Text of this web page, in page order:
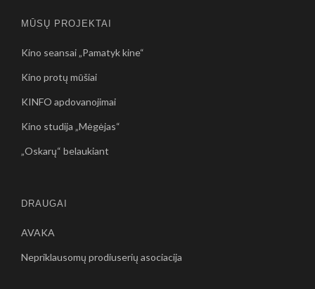
MŪSŲ PROJEKTAI
Kino seansai „Pamatyk kine“
Kino protų mūšiai
KINFO apdovanojimai
Kino studija „Mėgėjas“
„Oskarų“ belaukiant
DRAUGAI
AVAKA
Nepriklausomų prodiuserių asociacija